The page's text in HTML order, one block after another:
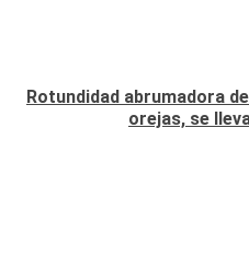
Rotundidad abrumadora
orejas, se